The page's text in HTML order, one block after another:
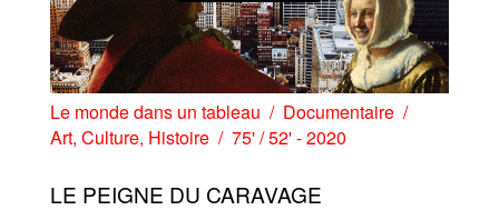
Le monde dans un tableau
Documentaire
Art, Culture, Histoire 75' / 52' - 2020
LE PEIGNE DU CARAVAGE